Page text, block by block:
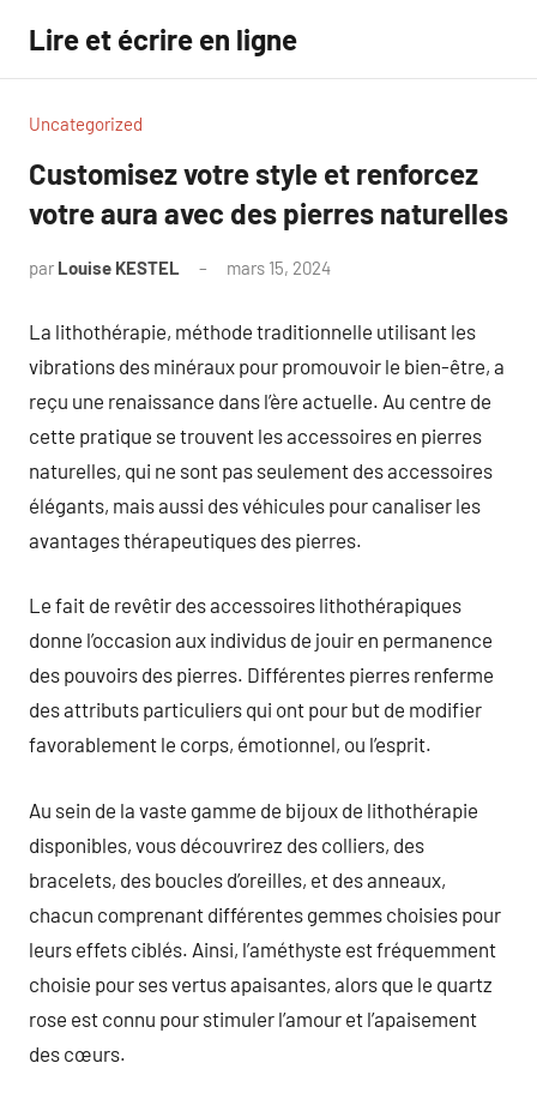
contenu
Lire et écrire en ligne
Uncategorized
Customisez votre style et renforcez
votre aura avec des pierres naturelles
par Louise KESTEL mars 15, 2024
La lithothérapie, méthode traditionnelle utilisant les
vibrations des minéraux pour promouvoir le bien-être, a
reçu une renaissance dans l’ère actuelle. Au centre de
cette pratique se trouvent les accessoires en pierres
naturelles, qui ne sont pas seulement des accessoires
élégants, mais aussi des véhicules pour canaliser les
avantages thérapeutiques des pierres.
Le fait de revêtir des accessoires lithothérapiques
donne l’occasion aux individus de jouir en permanence
des pouvoirs des pierres. Différentes pierres renferme
des attributs particuliers qui ont pour but de modifier
favorablement le corps, émotionnel, ou l’esprit.
Au sein de la vaste gamme de bijoux de lithothérapie
disponibles, vous découvrirez des colliers, des
bracelets, des boucles d’oreilles, et des anneaux,
chacun comprenant différentes gemmes choisies pour
leurs effets ciblés. Ainsi, l’améthyste est fréquemment
choisie pour ses vertus apaisantes, alors que le quartz
rose est connu pour stimuler l’amour et l’apaisement
des cœurs.